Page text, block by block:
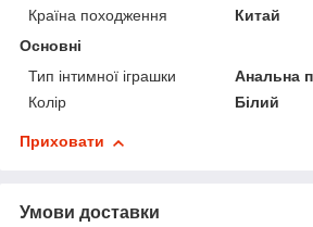
Країна походження
Китай
Основні
Тип інтимної іграшки
Анальна
Колір
Білий
Приховати
Умови доставки